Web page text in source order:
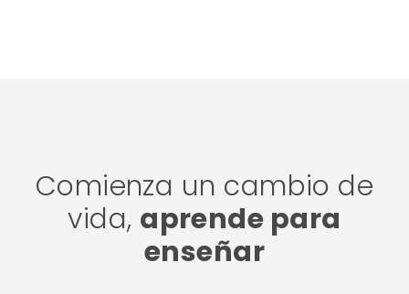
Comienza un cambio de
vida, aprende para
enseñar